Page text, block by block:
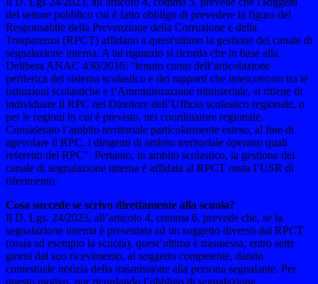
del settore pubblico cui è fatto obbligo di prevedere la figura del
Responsabile della Prevenzione della Corruzione e della
Trasparenza (RPCT) affidano a quest'ultimo la gestione del canale di
segnalazione interna. A tal riguardo si ricorda che in base alla
Delibera ANAC 430/2016: “tenuto conto dell’articolazione
periferica del sistema scolastico e dei rapporti che intercorrono tra le
istituzioni scolastiche e l’Amministrazione ministeriale, si ritiene di
individuare il RPC nel Direttore dell’Ufficio scolastico regionale, o
per le regioni in cui è previsto, nel coordinatore regionale.
Considerato l’ambito territoriale particolarmente esteso, al fine di
agevolare il RPC, i dirigenti di ambito territoriale operano quali
referenti del RPC”. Pertanto, in ambito scolastico, la gestione del
canale di segnalazione interna è affidata al RPCT ossia l’USR di
riferimento.
Cosa succede se scrivo direttamente alla scuola?
Il D. Lgs. 24/2023, all’articolo 4, comma 6, prevede che, se la
segnalazione interna è presentata ad un soggetto diverso dal RPCT
(ossia ad esempio la scuola), quest’ultima è trasmessa, entro sette
giorni dal suo ricevimento, al soggetto competente, dando
contestuale notizia della trasmissione alla persona segnalante. Per